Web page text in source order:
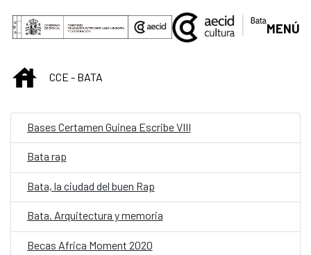
Saut au contenu principal
MENÚ
INICIOCCE - BATA
Bases Certamen Guinea Escribe VIII
Bata rap
Bata, la ciudad del buen Rap
Bata. Arquitectura y memoria
Becas Africa Moment 2020